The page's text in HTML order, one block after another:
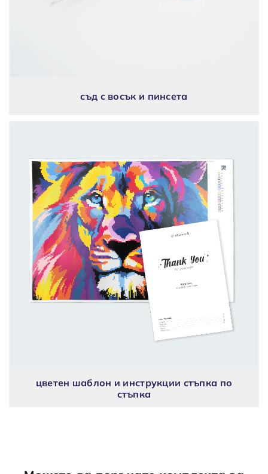
съд с восък и пинсета
цветен шаблон и инструкции стъпка по
стъпка